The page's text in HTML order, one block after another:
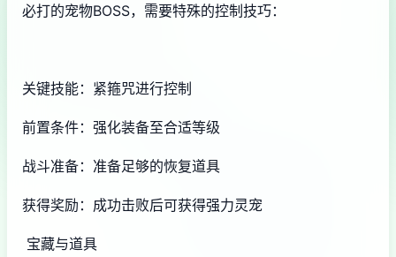
必打的宠物BOSS，需要特殊的控制技巧：
关键技能：紧箍咒进行控制
前置条件：强化装备至合适等级
战斗准备：准备足够的恢复道具
获得奖励：成功击败后可获得强力灵宠
宝藏与道具